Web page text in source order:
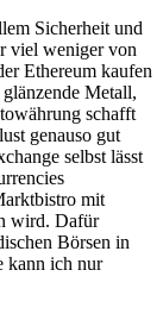
Sicherheit und
viel weniger von
Ethereum kaufen
Metall,
schafft
genauso gut
selbst lässt
mit
wird. Dafür
Börsen in
kann ich nur